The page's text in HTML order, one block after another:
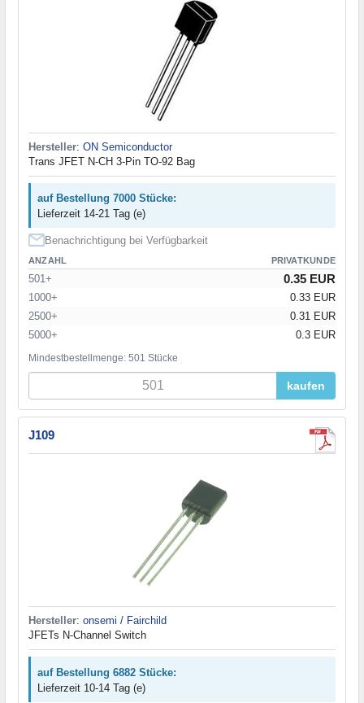
Hersteller: ON Semiconductor
Trans JFET N-CH 3-Pin TO-92 Bag
auf Bestellung 7000 Stücke:
Lieferzeit 14-21 Tag (e)
Benachrichtigung bei Verfügbarkeit
ANZAHL PRIVATKUNDE
501+ 0.35 EUR
1000+
0.33 EUR
2500+
0.31 EUR
5000+
0.3 EUR
Mindestbestellmenge: 501 Stücke
kaufen
J109
Hersteller: onsemi / Fairchild
JFETs N-Channel Switch
auf Bestellung 6882 Stücke:
Lieferzeit 10-14 Tag (e)